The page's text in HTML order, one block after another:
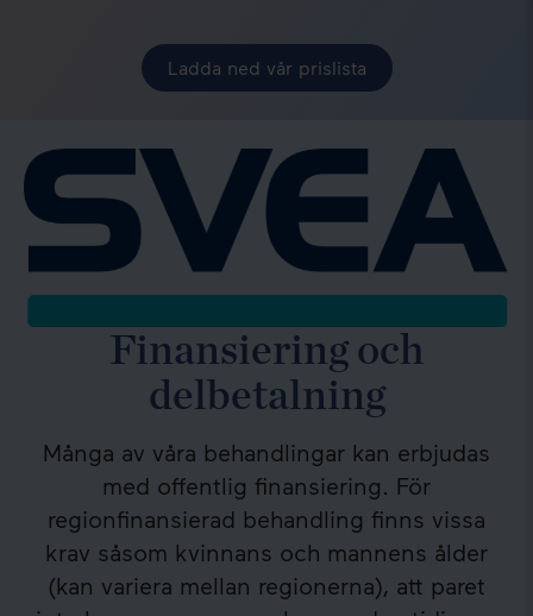
Ladda ned vår prislista
Finansiering och
delbetalning
Många av våra behandlingar kan erbjudas
med offentlig finansiering. För
regionfinansierad behandling finns vissa
krav såsom kvinnans och mannens ålder
(kan variera mellan regionerna), att paret